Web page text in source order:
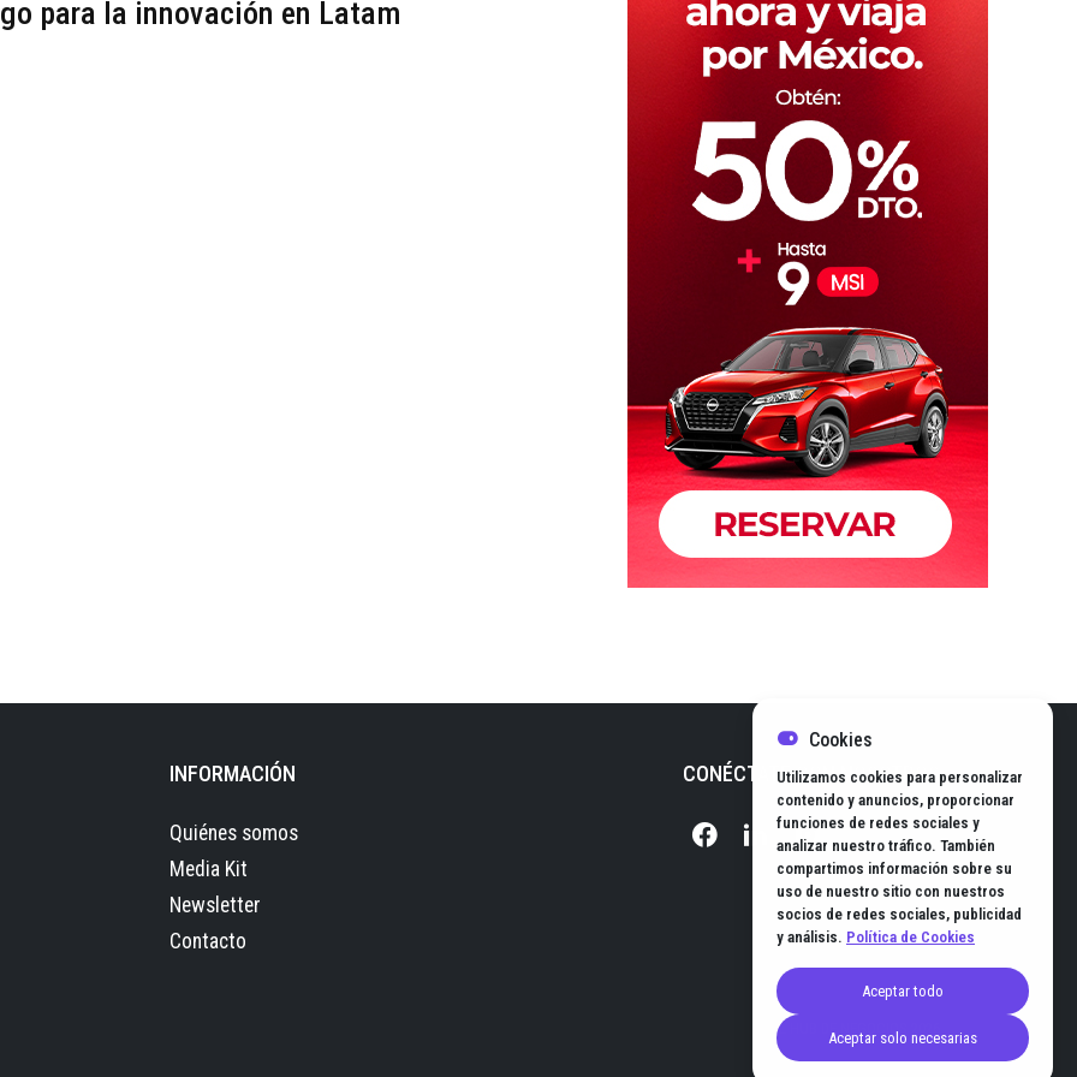
para la innovación en Latam
INFORMACIÓN
Quiénes somos
Media Kit
Newsletter
Contacto
CONÉCTATE CON NOSOTROS
© EL HUB DE NEGOCIOS 2026
Cookies
Utilizamos cookies para personalizar
contenido y anuncios, proporcionar
funciones de redes sociales y
analizar nuestro tráfico. También
compartimos información sobre su
uso de nuestro sitio con nuestros
socios de redes sociales, publicidad
y análisis. Política de Cookies
Aceptar todo
Aceptar solo necesarias